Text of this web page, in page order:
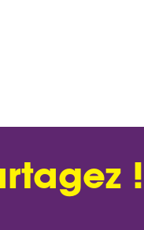
!